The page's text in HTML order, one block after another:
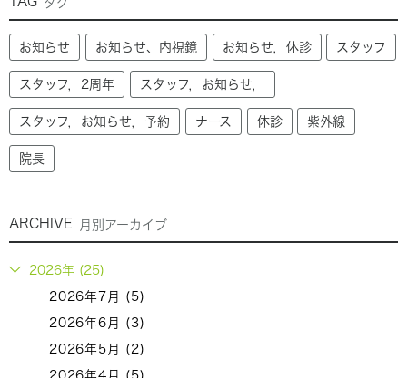
お知らせ お知らせ、内視鏡 お知らせ，休診 スタッフ
スタッフ，2周年 スタッフ，お知らせ，
スタッフ，お知らせ，予約 ナース 休診 紫外線
院長
ARCHIVE 月別アーカイブ
2026年 (25)
2026年7月 (5)
2026年6月 (3)
2026年5月 (2)
2026年4月 (5)